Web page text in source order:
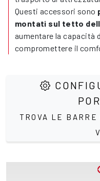
Questi accessori sono
montati sul tetto
aumentare la capacità
compromettere il
TROVA LE BARRE